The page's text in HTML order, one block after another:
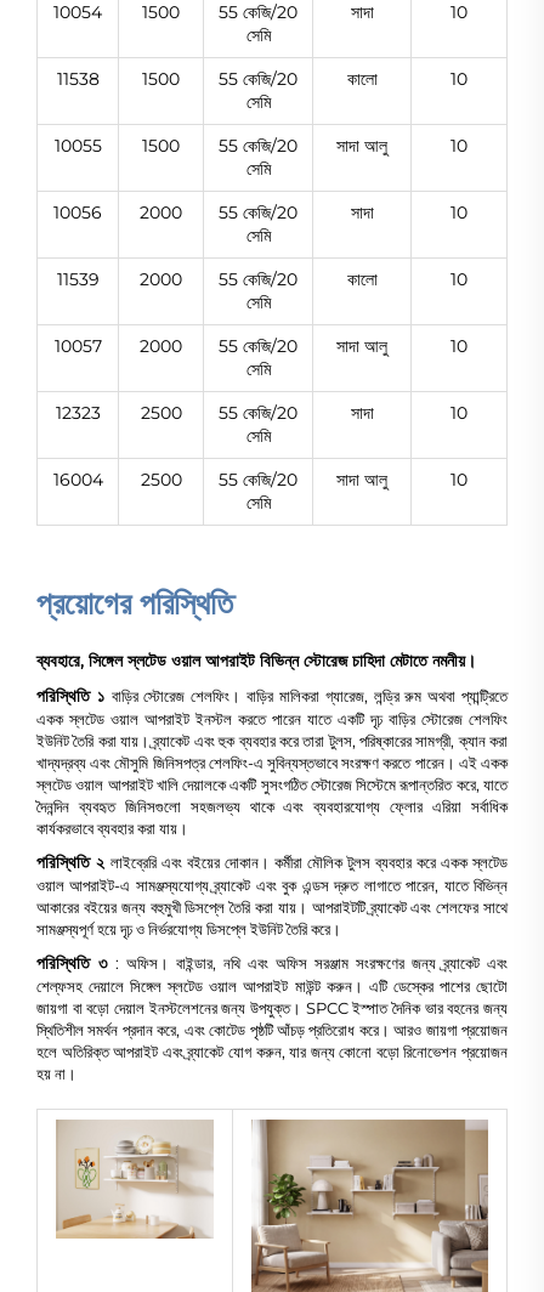
10054 1500
55 কেজি/20
সেমি
সাদা 10
11538 1500
55 কেজি/20
সেমি
কালো 10
10055 1500
55 কেজি/20
সেমি
সাদা আলু 10
10056 2000
55 কেজি/20
সেমি
সাদা 10
11539 2000
55 কেজি/20
সেমি
কালো 10
10057 2000
55 কেজি/20
সেমি
সাদা আলু 10
12323 2500
55 কেজি/20
সেমি
সাদা 10
16004 2500
55 কেজি/20
সেমি
সাদা আলু 10
প্রয়োগের পরিস্থিতি
ব্যবহারে, সিঙ্গেল স্লটেড ওয়াল আপরাইট বিভিন্ন স্টোরেজ চাহিদা মেটাতে নমনীয়।
পরিস্থিতি ১ বাড়ির স্টোরেজ শেলফিং। বাড়ির মালিকরা গ্যারেজ, লন্ড্রি রুম অথবা প্যান্ট্রিতে
একক স্লটেড ওয়াল আপরাইট ইনস্টল করতে পারেন যাতে একটি দৃঢ় বাড়ির স্টোরেজ শেলফিং
ইউনিট তৈরি করা যায়। ব্র্যাকেট এবং হুক ব্যবহার করে তারা টুলস, পরিষ্কারের সামগ্রী, ক্যান করা
খাদ্যদ্রব্য এবং মৌসুমি জিনিসপত্র শেলফিং-এ সুবিন্যস্তভাবে সংরক্ষণ করতে পারেন। এই একক
স্লটেড ওয়াল আপরাইট খালি দেয়ালকে একটি সুসংগঠিত স্টোরেজ সিস্টেমে রূপান্তরিত করে, যাতে
দৈনন্দিন ব্যবহৃত জিনিসগুলো সহজলভ্য থাকে এবং ব্যবহারযোগ্য ফ্লোর এরিয়া সর্বাধিক
কার্যকরভাবে ব্যবহার করা যায়।
পরিস্থিতি ২ লাইব্রেরি এবং বইয়ের দোকান। কর্মীরা মৌলিক টুলস ব্যবহার করে একক স্লটেড
ওয়াল আপরাইট-এ সামঞ্জস্যযোগ্য ব্র্যাকেট এবং বুক এন্ডস দ্রুত লাগাতে পারেন, যাতে বিভিন্ন
আকারের বইয়ের জন্য বহুমুখী ডিসপ্লে তৈরি করা যায়। আপরাইটটি ব্র্যাকেট এবং শেলফের সাথে
সামঞ্জস্যপূর্ণ হয়ে দৃঢ় ও নির্ভরযোগ্য ডিসপ্লে ইউনিট তৈরি করে।
পরিস্থিতি ৩ : অফিস। বাইন্ডার, নথি এবং অফিস সরঞ্জাম সংরক্ষণের জন্য ব্র্যাকেট এবং
শেল্ফসহ দেয়ালে সিঙ্গেল স্লটেড ওয়াল আপরাইট মাউন্ট করুন। এটি ডেস্কের পাশের ছোটো
জায়গা বা বড়ো দেয়াল ইনস্টলেশনের জন্য উপযুক্ত। SPCC ইস্পাত দৈনিক ভার বহনের জন্য
স্থিতিশীল সমর্থন প্রদান করে, এবং কোটেড পৃষ্ঠটি আঁচড় প্রতিরোধ করে। আরও জায়গা প্রয়োজন
হলে অতিরিক্ত আপরাইট এবং ব্র্যাকেট যোগ করুন, যার জন্য কোনো বড়ো রিনোভেশন প্রয়োজন
হয় না।